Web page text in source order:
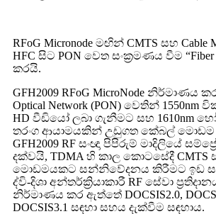
RFoG Micronode මඟින් CMTS සහ Cable
HFC සිට PON වෙත සංක්‍රමණය වීම “Fiber
කරයි.
GFH2009 RFoG MicroNode නිර්මාණය
Optical Network (PON) වෙතින් 1550nm
HD වීඩියෝ ලබා ගැනීමට සහ 1610nm
තරංග ආයාමයකින් උඩුගත කේබල් මොඩම
GFH2009 RF සංඥා පිපිරුම් මාදිලියේ
දක්වයි, TDMA හි කාල කොටසේදී
මොඩමයකට සන්නිවේදනය කිරීමට ඉඩ
ද්වි-දිශා අන්තර්ක්‍රියාකාරී RF සේවා
නිර්මාණය කර ඇත්තේ DOCSIS2.0,
DOCSIS3.1 සඳහා සහය දැක්වීම සඳහාය.